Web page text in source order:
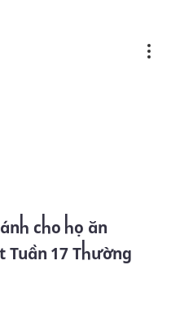
Tuần 17 Thường